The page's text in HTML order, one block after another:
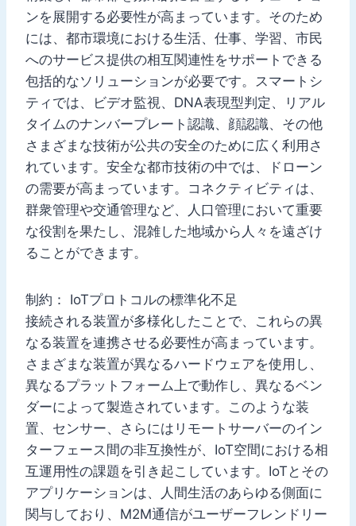
ンを展開する必要性が高まっています。そのため
には、都市環境における生活、仕事、学習、市民
へのサービス提供の相互関連性をサポートできる
包括的なソリューションが必要です。スマートシ
ティでは、ビデオ監視、DNA表現型判定、リアル
タイムのナンバープレート認識、顔認識、その他
さまざまな技術が公共の安全のために広く利用さ
れています。安全な都市技術の中では、ドローン
の需要が高まっています。コネクティビティは、
群衆管理や交通管理など、人口管理において重要
な役割を果たし、混雑した地域から人々を遠ざけ
ることができます。
制約： IoTプロトコルの標準化不足
接続される装置が多様化したことで、これらの異
なる装置を連携させる必要性が高まっています。
さまざまな装置が異なるハードウェアを使用し、
異なるプラットフォーム上で動作し、異なるベン
ダーによって製造されています。このような装
置、センサー、さらにはリモートサーバーのイン
ターフェース間の非互換性が、IoT空間における相
互運用性の課題を引き起こしています。IoTとその
アプリケーションは、人間生活のあらゆる側面に
関与しており、M2M通信がユーザーフレンドリー